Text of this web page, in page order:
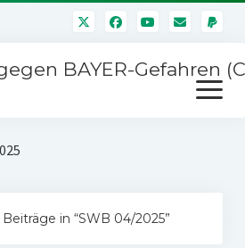
BAYER-Gefahren
Menü
öffnen
in “SWB 04/2025”